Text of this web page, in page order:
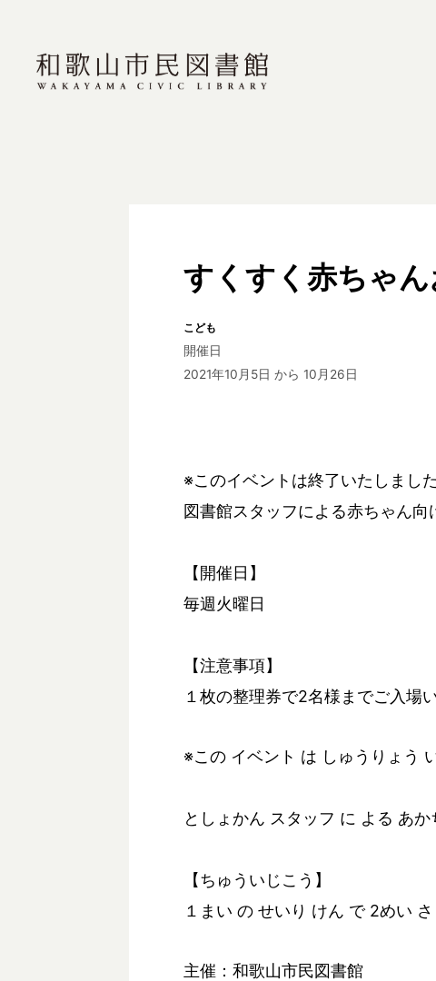
すくすく赤ちゃ
こども
開催日
2021年10月5日 から 10月26日
※このイベントは終了いたしました
図書館スタッフによる赤ちゃん向
【開催日】
毎週火曜日
【注意事項】
１枚の整理券で2名様までご入場
※この イベント は しゅうりょう
としょかん スタッフ に よる あ
【ちゅういじこう】
１まい の せいり けん で 2めい
主催：和歌山市民図書館